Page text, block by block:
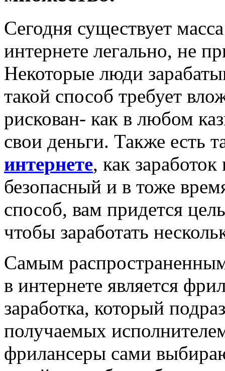
Сегодня существует
интернете легально, не
Некоторые люди
такой способ требует
рискован- как в любом
свои деньги. Также есть
интернете, как
безопасный и в тоже
способ, вам придется
чтобы заработать
Самым
в интернете является
заработка, который
получаемых
фрилансеры сами